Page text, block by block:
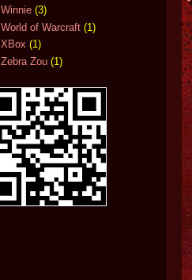
Winnie (3)
World of Warcraft (1)
XBox (1)
Zebra Zou (1)